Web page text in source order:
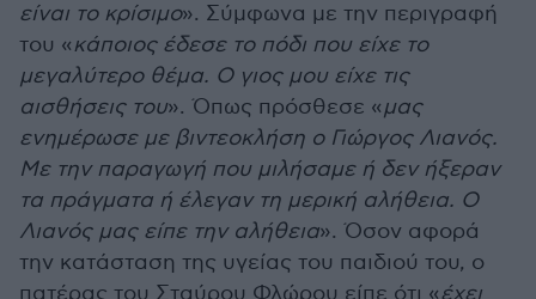
είναι το κρίσιμο». Σύμφωνα με την περιγραφή
του «κάποιος έδεσε το πόδι που είχε το
μεγαλύτερο θέμα. Ο γιος μου είχε τις
αισθήσεις του». Όπως πρόσθεσε «μας
ενημέρωσε με βιντεοκλήση ο Γιώργος Λιανός.
Με την παραγωγή που μιλήσαμε ή δεν ήξεραν
τα πράγματα ή έλεγαν τη μερική αλήθεια. Ο
Λιανός μας είπε την αλήθεια». Όσον αφορά
την κατάσταση της υγείας του παιδιού του, ο
πατέρας του Σταύρου Φλώρου είπε ότι «έχει